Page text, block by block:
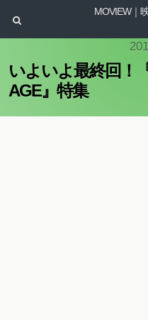
MOVIEW｜
いよいよ最終回！
AGE』特集